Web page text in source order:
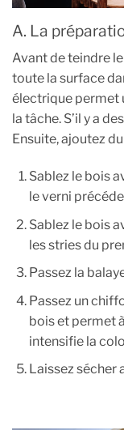
A. La
Avant de teindre
toute la surface
électrique permet
la tâche. S’il y a
Ensuite, ajoutez
Sablez le bois
le verni
Sablez le bois
les stries du
Passez la
Passez un
bois et permet
intensifie la
Laissez sécher